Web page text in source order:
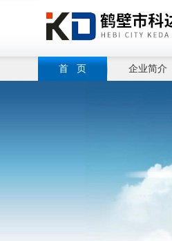
首 页 企业简介